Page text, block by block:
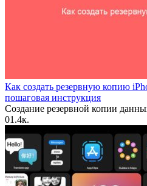
Как создать резервную копию
пошаговая инструкция
Создание резервной копии
01.4к.